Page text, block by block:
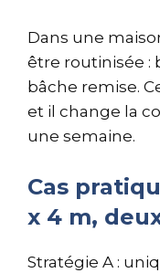
Dans une
être routinisée :
bâche remise.
et il change la
une semaine.
Cas
x 4 m,
Stratégie A :